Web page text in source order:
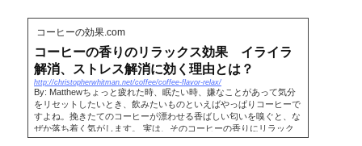
コーヒーの効果.com
コーヒーの香りのリラックス効果 イライラ
解消、ストレス解消に効く理由とは？
http://christopherwhitman.net/coffee/coffee-flavor-relax/
By: Matthewちょっと疲れた時、眠たい時、嫌なことがあって気分
をリセットしたいとき、飲みたいものといえばやっぱりコーヒーで
すよね。挽きたてのコーヒーが漂わせる香ばしい匂いを嗅ぐと、な
ぜか落ち着く気がします。 実は、そのコーヒーの香りにリラック
ス...